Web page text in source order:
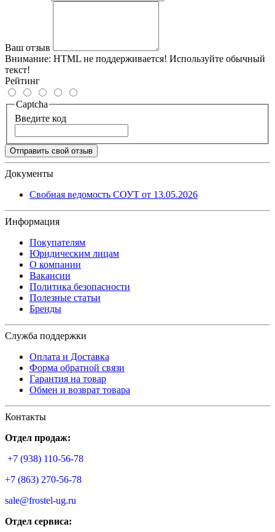
Ваш отзыв
Внимание: HTML не поддерживается! Используйте обычный
текст!
Рейтинг
Captcha
Введите код
Отправить свой отзыв
Документы
Свобная ведомость СОУТ от 13.05.2026
Информация
Покупателям
Юридическим лицам
О компании
Вакансии
Политика безопасности
Полезные статьи
Бренды
Служба поддержки
Оплата и Доставка
Форма обратной связи
Гарантия на товар
Обмен и возврат товара
Контакты
Отдел продаж:
+7 (938) 110-56-78
+7 (863) 270-56-78
sale@frostel-ug.ru
Отдел сервиса: